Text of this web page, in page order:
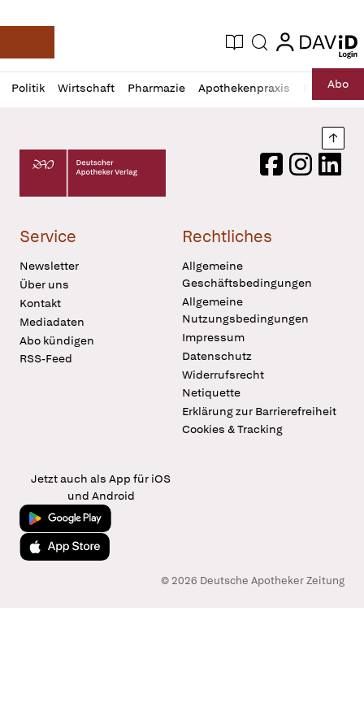
Deutsche Apotheker Zeitung
Aktuelle Ausgabe
Suche login
login
Politik Wirtschaft Pharmazie Apothekenpraxis RechtAbo
Profil
öffnen
Daz
Pur
Deutscher Apotheker Verlag Logo
FacebookInstagram
Service
Newsletter
Über uns
Kontakt
Mediadaten
Abo kündigen
RSS-Feed
Rechtliches
Allgemeine
Geschäftsbedingungen
Allgemeine
Nutzungsbedingungen
Impressum
Datenschutz
Widerrufsrecht
Netiquette
Erklärung zur Barrierefreiheit
Cookies & Tracking
Jetzt auch als App für iOS
und Android
Jetzt bei Google Play
Laden im App Store
© 2026 Deutsche Apotheker Zeitung